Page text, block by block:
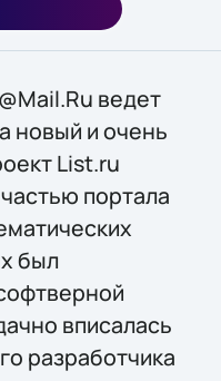
ведет
новый и очень
List.ru
портала
был
вписалась
разработчика